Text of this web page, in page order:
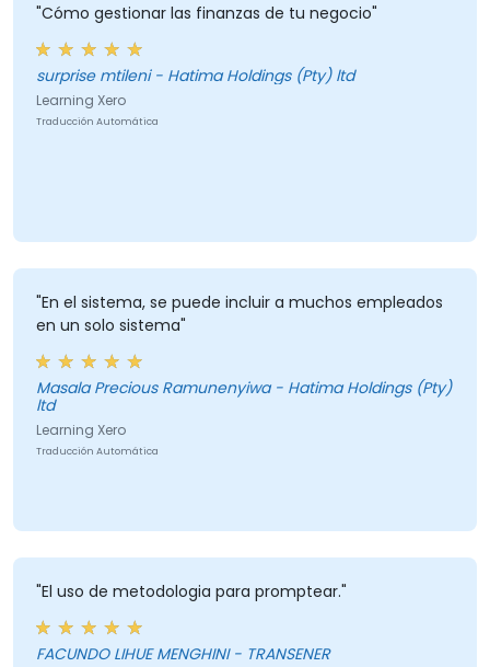
"Cómo gestionar las finanzas de tu negocio"
surprise mtileni - Hatima Holdings (Pty) ltd
Learning Xero
Traducción Automática
"En el sistema, se puede incluir a muchos empleados
en un solo sistema"
Masala Precious Ramunenyiwa - Hatima Holdings (Pty)
ltd
Learning Xero
Traducción Automática
"El uso de metodologia para promptear."
FACUNDO LIHUE MENGHINI - TRANSENER